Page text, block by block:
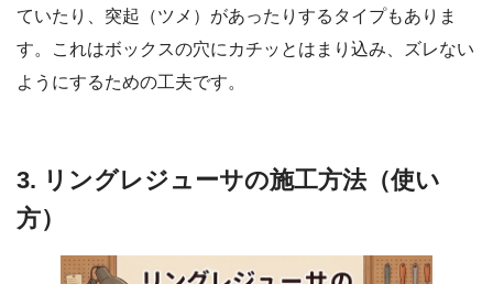
ていたり、突起（ツメ）があったりするタイプもありま
す。これはボックスの穴にカチッとはまり込み、ズレない
ようにするための工夫です。
3. リングレジューサの施工方法（使い
方）